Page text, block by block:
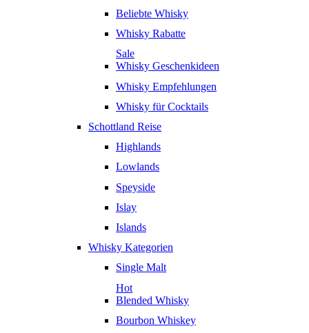
Beliebte Whisky
Whisky Rabatte
Sale
Whisky Geschenkideen
Whisky Empfehlungen
Whisky für Cocktails
Schottland Reise
Highlands
Lowlands
Speyside
Islay
Islands
Whisky Kategorien
Single Malt
Hot
Blended Whisky
Bourbon Whiskey